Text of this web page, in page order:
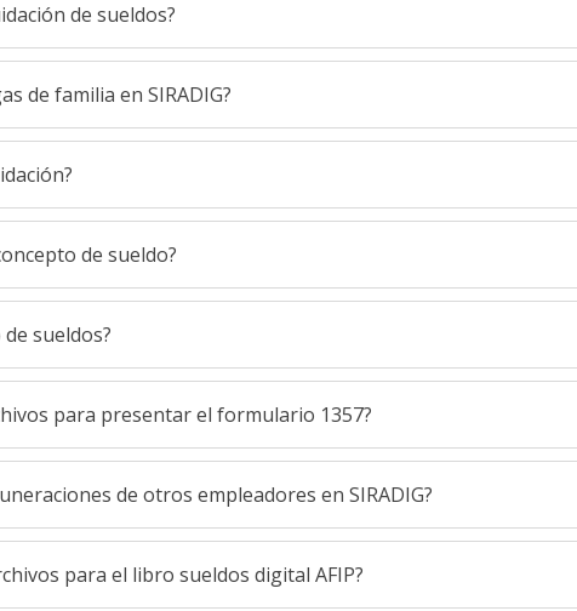
de sueldos?
de familia en SIRADIG?
de sueldo?
sueldos?
para presentar el formulario 1357?
de otros empleadores en SIRADIG?
para el libro sueldos digital AFIP?